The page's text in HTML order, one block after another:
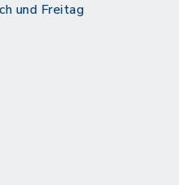
und Freitag